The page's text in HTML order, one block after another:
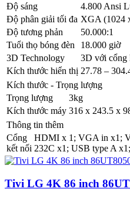
Độ sáng
4.800 Ansi
Độ phân giải tối đa XGA (1024
Độ tương phản
50.000:1
Tuổi thọ bóng đèn
18.000 giờ
3D Technology
3D với
Kích thước hiển thị 27.78 –
Kích thước - Trọng lượng
Trọng lượng
3kg
Kích thước máy 316 x 243.5 x
Thông tin thêm
Cổng
kết nối
HDMI x 1; VGA in x1;
232C x1; USB type A
Tivi LG 4K 86 inch